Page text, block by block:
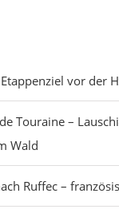
vor der
Touraine –
Wald
Ruffec –